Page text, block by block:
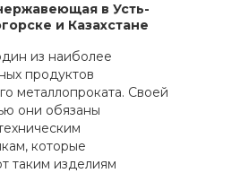
в Усть-
и Казахстане
из наиболее
продуктов
металлопроката. Своей
они обязаны
которые
таким изделиям